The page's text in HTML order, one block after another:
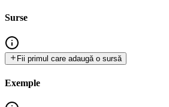
Surse
Fii primul care adaugă o sursă
Exemple